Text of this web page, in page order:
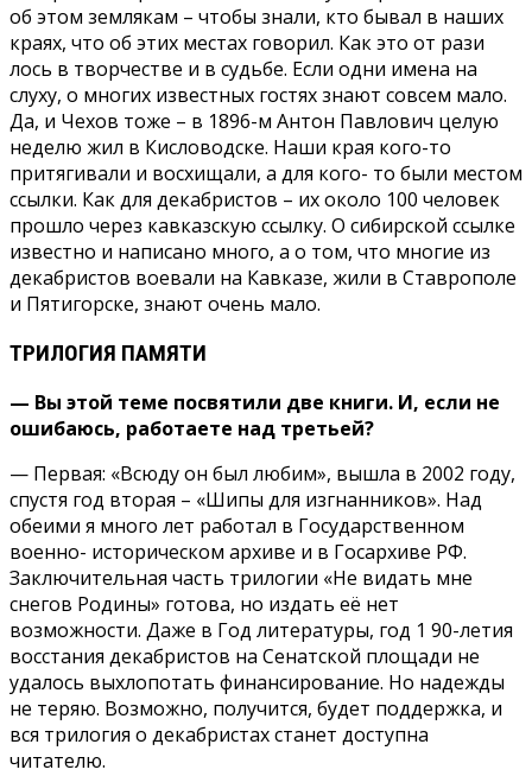
об этом землякам – чтобы знали, кто бывал в наших
краях, что об этих местах говорил. Как это от рази
лось в творчестве и в судьбе. Если одни имена на
слуху, о многих известных гостях знают совсем мало.
Да, и Чехов тоже – в 1896-м Антон Павлович целую
неделю жил в Кисловодске. Наши края кого-то
притягивали и восхищали, а для кого- то были местом
ссылки. Как для декабристов – их около 100 человек
прошло через кавказскую ссылку. О сибирской ссылке
известно и написано много, а о том, что многие из
декабристов воевали на Кавказе, жили в Ставрополе
и Пятигорске, знают очень мало.
ТРИЛОГИЯ ПАМЯТИ
— Вы этой теме посвяти­ли две книги. И, если не
ошибаюсь, работаете над третьей?
— Первая: «Всюду он был любим», вышла в 2002 году,
спустя год вторая – «Шипы для изгнанников». Над
обе­ими я много лет работал в Государственном
военно- историческом архиве и в Госархиве РФ.
Заключи­тельная часть трилогии «Не видать мне
снегов Родины» готова, но из­дать её нет
возможности. Даже в Год литературы, год 1 90-летия
восстания декабристов на Сенатской площади не
удалось вы­хлопотать финансирование. Но надежды
не теряю. Воз­можно, получится, будет поддержка, и
вся трилогия о декабристах станет до­ступна
читателю.